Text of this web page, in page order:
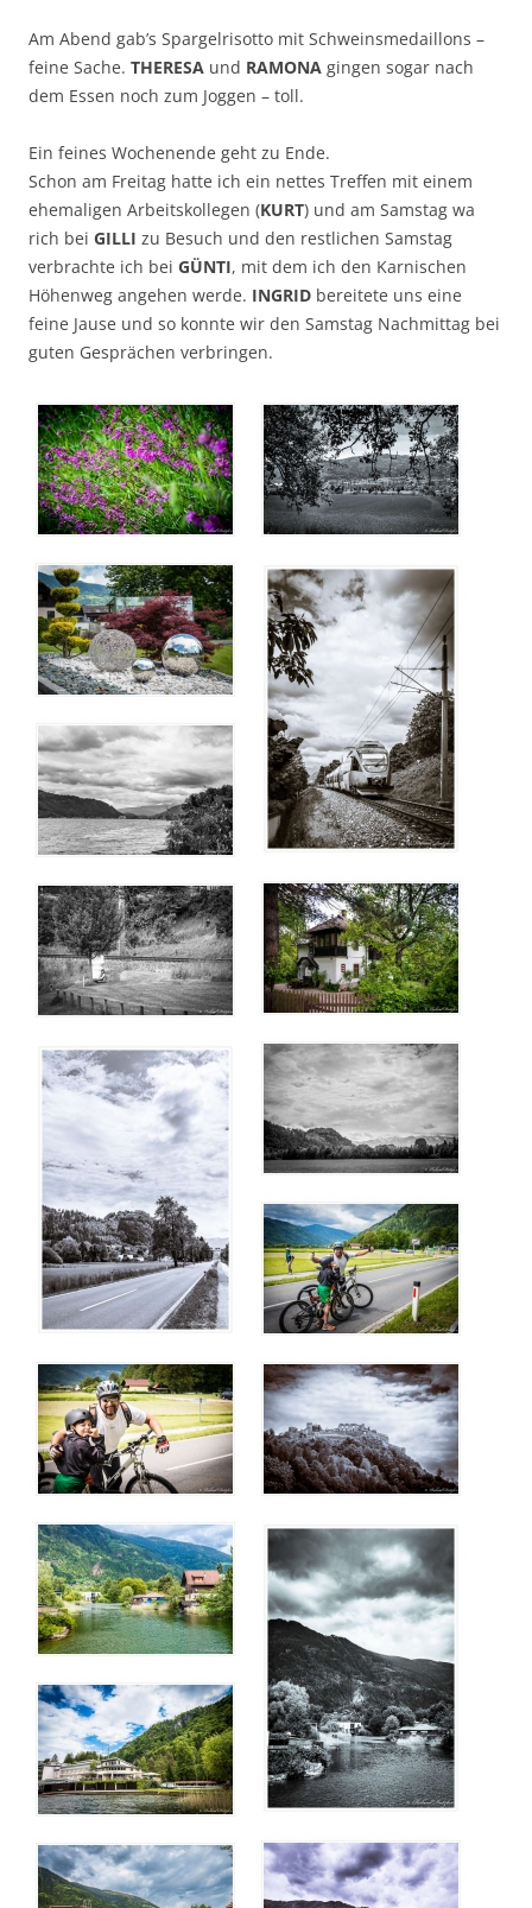
Am Abend gab’s Spargelrisotto mit Schweinsmedaillons –
feine Sache. THERESA und RAMONA gingen sogar nach
dem Essen noch zum Joggen – toll.
Ein feines Wochenende geht zu Ende.
Schon am Freitag hatte ich ein nettes Treffen mit einem
ehemaligen Arbeitskollegen (KURT) und am Samstag wa
rich bei GILLI zu Besuch und den restlichen Samstag
verbrachte ich bei GÜNTI, mit dem ich den Karnischen
Höhenweg angehen werde. INGRID bereitete uns eine
feine Jause und so konnte wir den Samstag Nachmittag bei
guten Gesprächen verbringen.